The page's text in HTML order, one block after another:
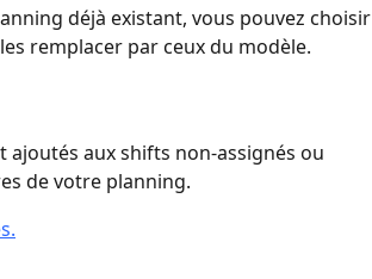
déjà existant, vous pouvez choisir
remplacer par ceux du modèle.
ajoutés aux shifts non-assignés ou
de votre planning.